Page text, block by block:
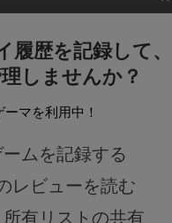
歴を記録して、
しませんか？
ーマを利用中！
ムを記録する
レビューを読む
有リストの共有
新作・再入荷情報